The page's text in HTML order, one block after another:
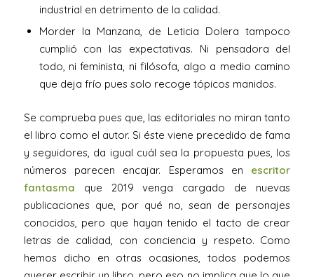
industrial en detrimento de la calidad.
Morder la Manzana, de Leticia Dolera tampoco
cumplió con las expectativas. Ni pensadora del
todo, ni feminista, ni filósofa, algo a medio camino
que deja frío pues solo recoge tópicos manidos.
Se comprueba pues que, las editoriales no miran tanto
el libro como el autor. Si éste viene precedido de fama
y seguidores, da igual cuál sea la propuesta pues, los
números parecen encajar. Esperamos en escritor
fantasma que 2019 venga cargado de nuevas
publicaciones que, por qué no, sean de personajes
conocidos, pero que hayan tenido el tacto de crear
letras de calidad, con conciencia y respeto. Como
hemos dicho en otras ocasiones, todos podemos